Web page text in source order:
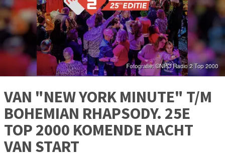
VAN "NEW YORK MINUTE" T/M
BOHEMIAN RHAPSODY. 25E
TOP 2000 KOMENDE NACHT
VAN START